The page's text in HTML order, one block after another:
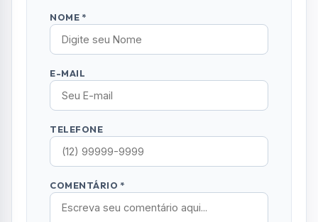
NOME *
E-MAIL
TELEFONE
COMENTÁRIO *